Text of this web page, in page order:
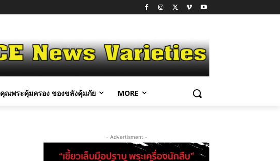
คุณพระคุ้มครอง ของขลังคุ้มภัย MORE
- Advertisment -